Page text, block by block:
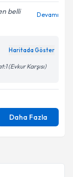
belli
Devamı
Haritada Göster
(Evkur Karşısı)
Daha Fazla